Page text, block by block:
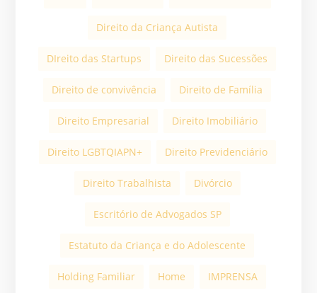
Direito da Criança Autista
DIreito das Startups Direito das Sucessões
Direito de convivência Direito de Família
Direito Empresarial Direito Imobiliário
Direito LGBTQIAPN+ Direito Previdenciário
Direito Trabalhista Divórcio
Escritório de Advogados SP
Estatuto da Criança e do Adolescente
Holding Familiar Home IMPRENSA